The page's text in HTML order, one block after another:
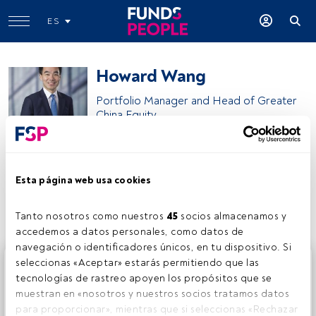
Esta página web usa cookies
Tanto nosotros como nuestros 45 socios almacenamos y
accedemos a datos personales, como datos de
navegación o identificadores únicos, en tu dispositivo. Si
seleccionas «Aceptar» estarás permitiendo que las
tecnologías de rastreo apoyen los propósitos que se
muestran en «nosotros y nuestros socios tratamos datos
para proporcionar», mientras que si seleccionas «Rechazar
ES
Howard Wang
Portfolio Manager and Head of Greater
China Equity
Compartir:
Este es un artículo exclusivo para los usuarios registrados
de FundsPeople. Si ya estás registrado, accede desde el
botón Login. Si aún no tienes cuenta, te invitamos a
registrarte y disfrutar de todo el universo que ofrece